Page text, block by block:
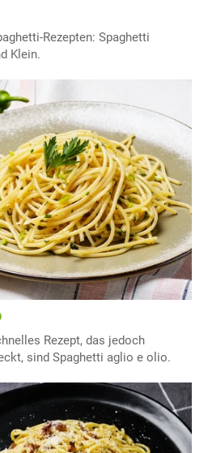
Rezepten: Spaghetti
Klein.
Rezept, das jedoch
sind Spaghetti aglio e olio.